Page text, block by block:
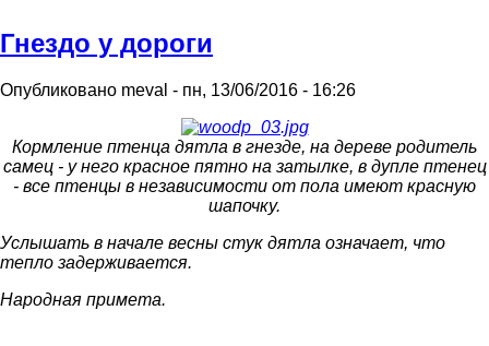
Гнездо у дороги
Опубликовано meval - пн, 13/06/2016 - 16:26
Кормление птенца дятла в гнезде, на дереве родитель
самец - у него красное пятно на затылке, в дупле птенец
- все птенцы в независимости от пола имеют красную
шапочку.
Услышать в начале весны стук дятла означает, что
тепло задерживается.
Народная примета.